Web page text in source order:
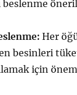
beslenme
Her
besinleri
için